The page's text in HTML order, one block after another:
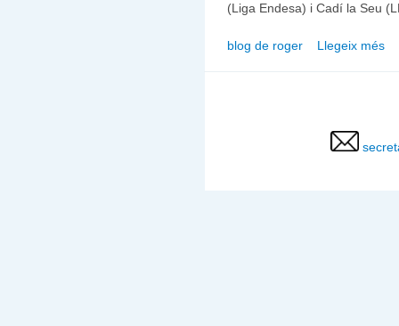
(Liga Endesa) i Cadí la Seu
blog de roger Llegeix més